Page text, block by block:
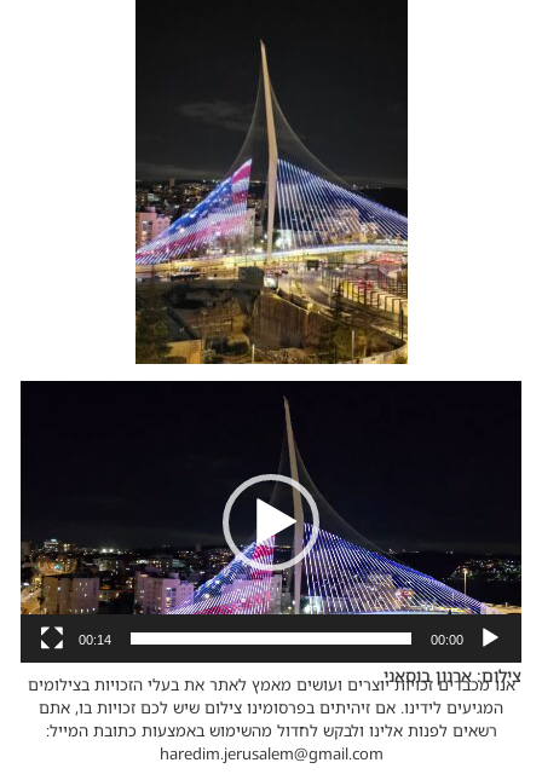
00:00
00:14
צילום: ארנון בוסאני
אנו מכבדים זכויות יוצרים ועושים מאמץ לאתר את בעלי הזכויות בצילומים
המגיעים לידינו. אם זיהיתים בפרסומינו צילום שיש לכם זכויות בו, אתם
רשאים לפנות אלינו ולבקש לחדול מהשימוש באמצעות כתובת המייל:
haredim.jerusalem@gmail.com